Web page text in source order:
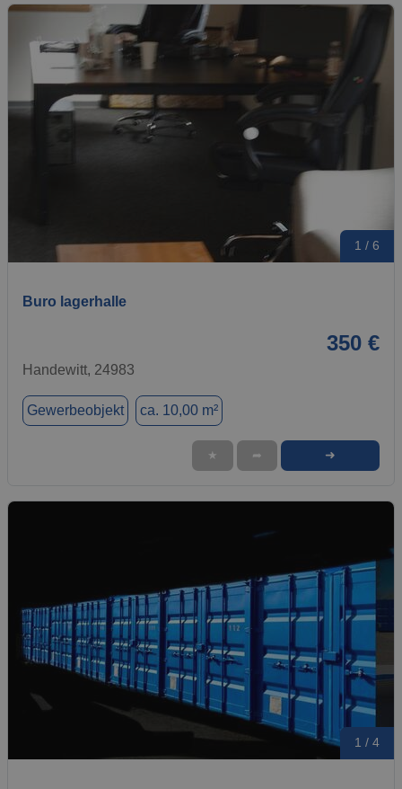
1 / 6
Buro lagerhalle
350 €
Handewitt, 24983
Gewerbeobjekt ca. 10,00 m²
★ ➦ ➜
1 / 4